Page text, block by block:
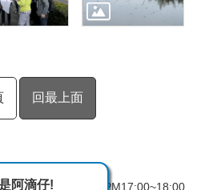
回最上面
彈性下班時間：PM17:00~18:00
阿滴仔!